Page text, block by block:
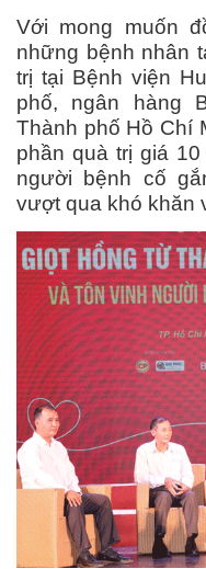
Với mong muốn
những bệnh nhân
trị tại Bệnh viện
phố, ngân hàng
Thành phố Hồ Chí
phần quà trị giá 10
người bệnh cố
vượt qua khó khăn